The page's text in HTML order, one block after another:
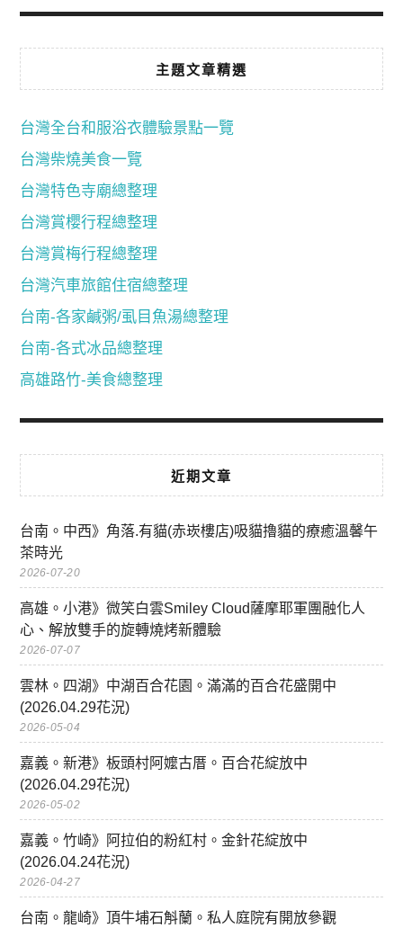
主題文章精選
台灣全台和服浴衣體驗景點一覽
台灣柴燒美食一覽
台灣特色寺廟總整理
台灣賞櫻行程總整理
台灣賞梅行程總整理
台灣汽車旅館住宿總整理
台南-各家鹹粥/虱目魚湯總整理
台南-各式冰品總整理
高雄路竹-美食總整理
近期文章
台南。中西》角落.有貓(赤崁樓店)吸貓擼貓的療癒溫馨午
茶時光
2026-07-20
高雄。小港》微笑白雲Smiley Cloud薩摩耶軍團融化人
心、解放雙手的旋轉燒烤新體驗
2026-07-07
雲林。四湖》中湖百合花園。滿滿的百合花盛開中
(2026.04.29花況)
2026-05-04
嘉義。新港》板頭村阿嬤古厝。百合花綻放中
(2026.04.29花況)
2026-05-02
嘉義。竹崎》阿拉伯的粉紅村。金針花綻放中
(2026.04.24花況)
2026-04-27
台南。龍崎》頂牛埔石斛蘭。私人庭院有開放參觀